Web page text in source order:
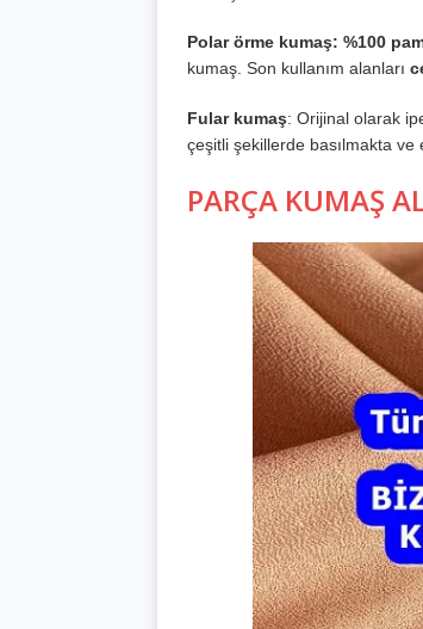
Polar örme kumaş: %100
kumaş. Son kullanım alanları
Fular kumaş: Orijinal olarak
çeşitli şekillerde basılmakta ve
PARÇA KUMAŞ